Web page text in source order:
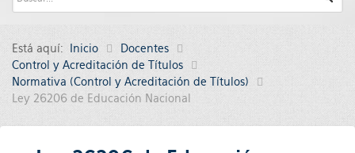
Está aquí: Inicio
Docentes
Control y Acreditación de Títulos
Normativa (Control y Acreditación de Títulos)
Ley 26206 de Educación Nacional